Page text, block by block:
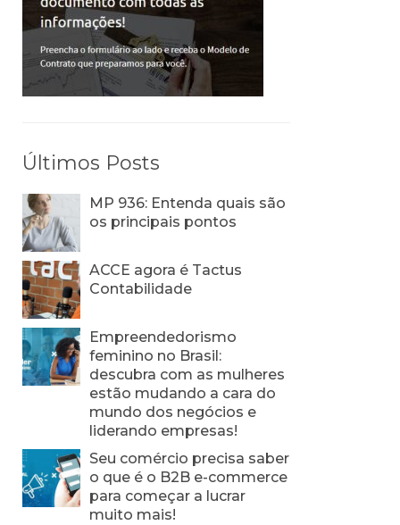
Últimos Posts
MP 936: Entenda quais são
os principais pontos
ACCE agora é Tactus
Contabilidade
Empreendedorismo
feminino no Brasil:
descubra com as mulheres
estão mudando a cara do
mundo dos negócios e
liderando empresas!
Seu comércio precisa saber
o que é o B2B e-commerce
para começar a lucrar
muito mais!